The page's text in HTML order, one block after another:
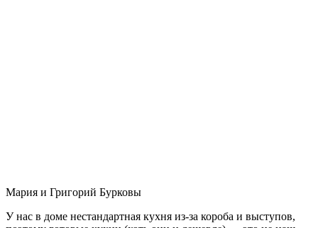
Мария и Григорий Бурковы
У нас в доме нестандартная кухня из-за короба и выступов,